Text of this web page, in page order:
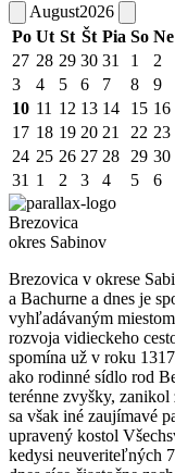
August2026
Po Ut St Št Pia So Ne
27 28 29 30 31 1
2
3
4 5 6 7 8
9
10 11 12 13 14 15 16
17 18 19 20 21 22 23
24 25 26 27 28 29 30
31 1 2 3 4 5 6
Brezovica
okres Sabinov
Brezovica v okrese
a Bachurne a dnes je
vyhľadávaným
rozvoja vidieckeho
spomína už v roku
ako rodinné sídlo rod
terénne zvyšky,
sa však iné zaujímavé
upravený kostol
kedysi neuveriteľných